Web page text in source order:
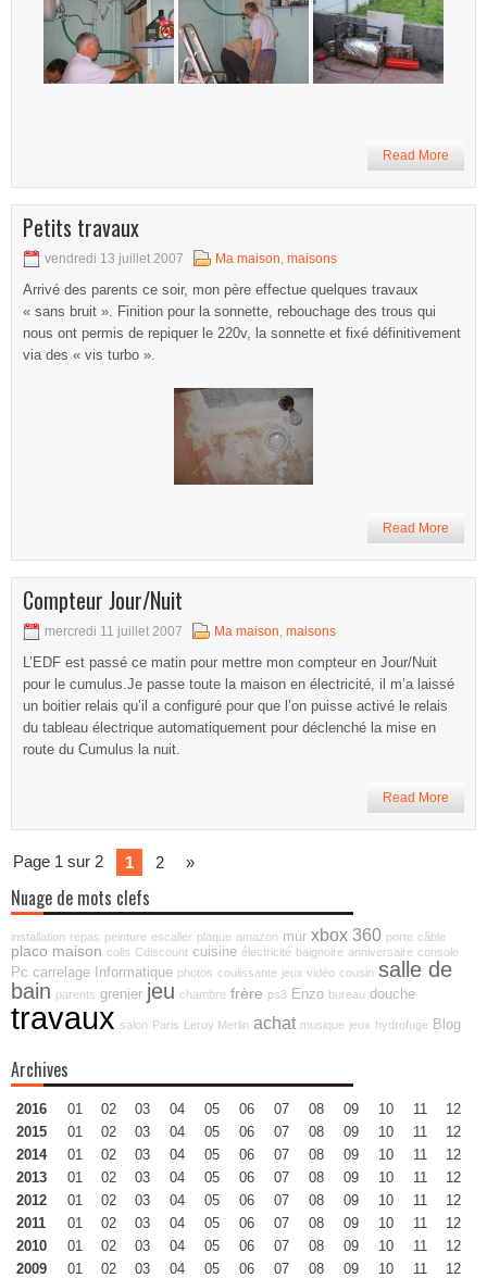
Read More
Petits travaux
vendredi 13 juillet 2007 Ma maison, maisons
Arrivé des parents ce soir, mon père effectue quelques travaux
« sans bruit ». Finition pour la sonnette, rebouchage des trous qui
nous ont permis de repiquer le 220v, la sonnette et fixé définitivement
via des « vis turbo ».
Read More
Compteur Jour/Nuit
mercredi 11 juillet 2007 Ma maison, maisons
L’EDF est passé ce matin pour mettre mon compteur en Jour/Nuit
pour le cumulus.Je passe toute la maison en électricité, il m’a laissé
un boitier relais qu’il a configuré pour que l’on puisse activé le relais
du tableau électrique automatiquement pour déclenché la mise en
route du Cumulus la nuit.
Read More
Page 1 sur 2 1 2 »
Nuage de mots clefs
installation repas peinture escalier plaque amazon mur xbox 360 porte câble
placo maison colis Cdiscount cuisine électricité baignoire anniversaire console
Pc carrelage Informatique photos coulissante jeux vidéo cousin salle de
bain parents grenier jeu chambre frère ps3 Enzo bureau douche
travaux salon Paris Leroy Merlin achat musique jeux hydrofuge Blog
Archives
2016 01 02 03 04 05 06 07 08 09 10 11
12
2015
01 02 03 04 05 06 07 08 09 10 11
12
2014
01 02 03 04 05 06 07 08 09 10 11
12
2013
01 02 03 04 05 06 07 08 09 10 11
12
2012
01 02 03 04 05 06 07 08 09 10 11
12
2011
01 02 03 04 05 06 07 08 09 10 11
12
2010
01 02 03 04 05 06 07 08 09 10 11
12
2009
01 02 03 04 05 06 07 08 09 10 11 12